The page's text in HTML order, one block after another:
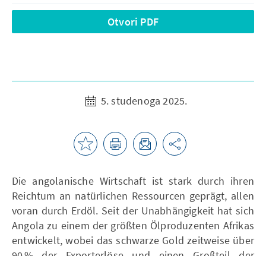
Otvori PDF
5. studenoga 2025.
Die angolanische Wirtschaft ist stark durch ihren
Reichtum an natürlichen Ressourcen geprägt, allen
voran durch Erdöl. Seit der Unabhängigkeit hat sich
Angola zu einem der größten Ölproduzenten Afrikas
entwickelt, wobei das schwarze Gold zeitweise über